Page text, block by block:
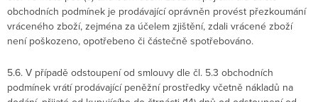
obchodních podmínek je prodávající oprávněn provést přezkoumání
vráceného zboží, zejména za účelem zjištění, zdali vrácené zboží
není poškozeno, opotřebeno či částečně spotřebováno.
5.6. V případě odstoupení od smlouvy dle čl. 5.3 obchodních
podmínek vrátí prodávající peněžní prostředky včetně nákladů na